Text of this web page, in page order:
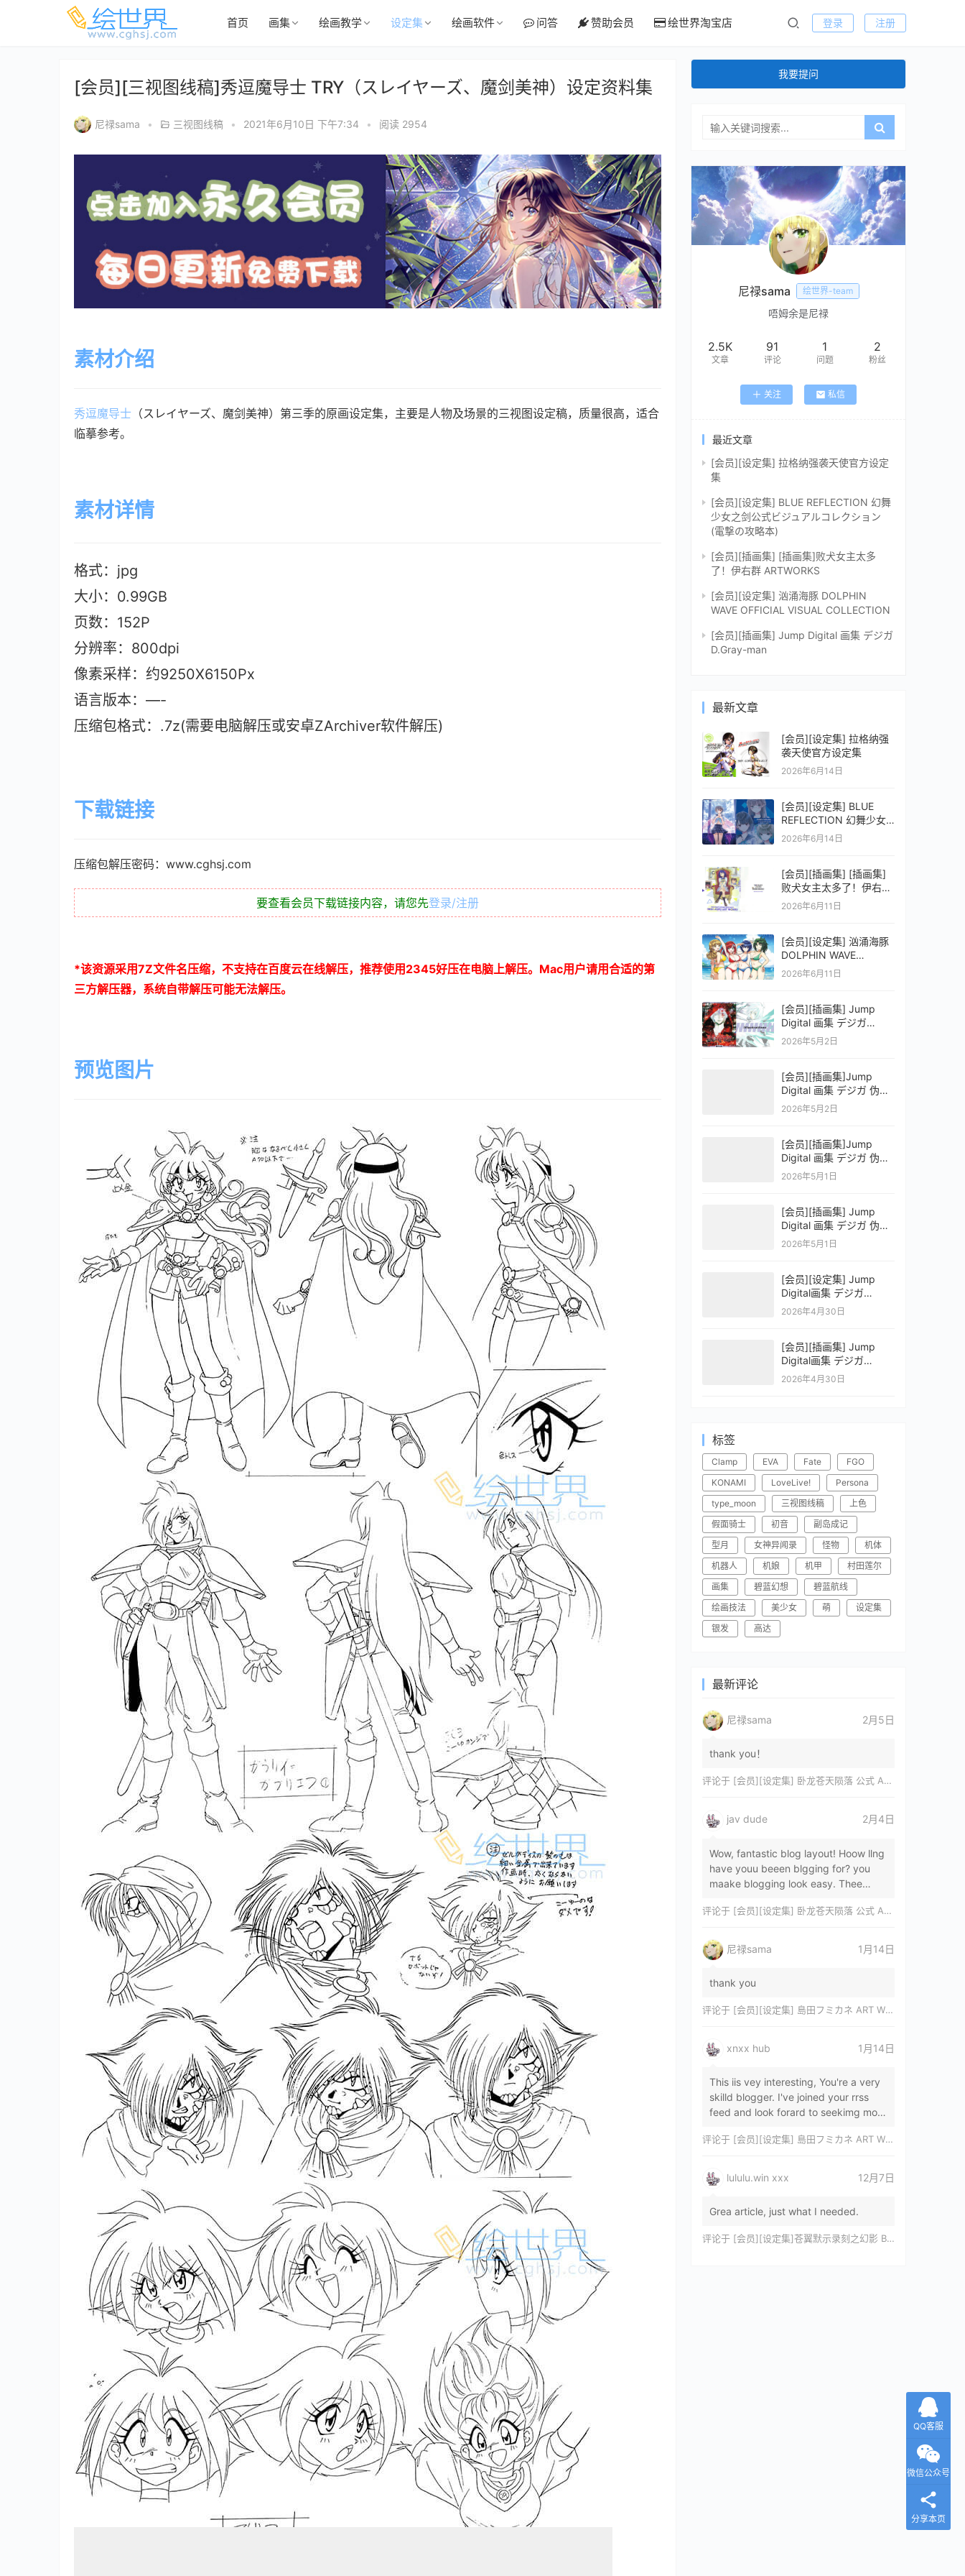
首页 画集 绘画教学 设定集 绘画软件 问答 赞助会员 绘世界淘宝店 登录 注册
[会员][三视图线稿]秀逗魔导士 TRY（スレイヤーズ、魔剑美神）设定资料集
尼禄sama • 三视图线稿 • 2021年6月10日 下午7:34 • 阅读 2954
素材介绍
秀逗魔导士 （スレイヤーズ、魔剑美神）第三季的原画设定集，主要是人物及场景的三视图设定稿，质量很高，适合
临摹参考。
素材详情
格式：jpg
大小：0.99GB
页数：152P
分辨率：800dpi
像素采样：约9250X6150Px
语言版本：—-
压缩包格式：.7z(需要电脑解压或安卓ZArchiver软件解压)
下载链接
压缩包解压密码：www.cghsj.com
要查看会员下载链接内容，请您先登录/注册
*该资源采用7Z文件名压缩，不支持在百度云在线解压，推荐使用 2345好压在电脑上解压。 Mac用户请用合适的第
三方解压器，系统自带解压可能无法解压。
预览图片
我要提问
尼禄sama 绘世界-team
唔姆余是尼禄
2.5K
文章
91
评论
1
问题
2
粉丝
关注 私信
最近文章
[会员][设定集] 拉格纳强袭天使官方设定
集
[会员][设定集] BLUE REFLECTION 幻舞
少女之剑公式ビジュアルコレクション
(電撃の攻略本)
[会员][插画集] [插画集]败犬女主太多
了！伊右群 ARTWORKS
[会员][设定集] 汹涌海豚 DOLPHIN
WAVE OFFICIAL VISUAL COLLECTION
[会员][插画集] Jump Digital 画集 デジガ
D.Gray-man
最新文章
[会员][设定集] 拉格纳强
袭天使官方设定集
2026年6月14日
[会员][设定集] BLUE
REFLECTION 幻舞少女
之剑公式ビジュアルコレ
2026年6月14日
[会员][插画集] [插画集]
败犬女主太多了！伊右群
ARTWORKS
2026年6月11日
[会员][设定集] 汹涌海豚
DOLPHIN WAVE
OFFICIAL VISUAL
2026年6月11日
[会员][插画集] Jump
Digital 画集 デジガ
D.Gray-man
2026年5月2日
[会员][插画集]Jump
Digital 画集 デジガ 伪恋
ニセコイ 3
2026年5月2日
[会员][插画集]Jump
Digital 画集 デジガ 伪恋
ニセコイ 2
2026年5月1日
[会员][插画集] Jump
Digital 画集 デジガ 伪恋
ニセコイ 1
2026年5月1日
[会员][设定集] Jump
Digital画集 デジガ
CLAYMORE 2
2026年4月30日
[会员][插画集] Jump
Digital画集 デジガ
CLAYMORE 1
2026年4月30日
标签
Clamp EVA Fate
FGO
KONAMI
LoveLive!
Persona
type_moon
三视图线稿
上色
假面骑士
初音
副岛成记
型月
女神异闻录 怪物
机体
机器人
机娘 机甲
村田莲尔
画集
碧蓝幻想
碧蓝航线
绘画技法
美少女 萌
设定集
银发
高达
最新评论
尼禄sama 2月5日
thank you！
评论于 [会员][设定集] 卧龙苍天陨落 公式 ARTWORKS[DL]
jav dude 2月4日
Wow, fantastic blog layout! Hoow llng
have youu beeen blgging for? you
maake blogging look easy. Thee
magnificent, let…
评论于 [会员][设定集] 卧龙苍天陨落 公式 ARTWORKS[DL]
尼禄sama 1月14日
thank you
评论于 [会员][设定集] 島田フミカネ ART WORKS EXTRA Luminous Witches[DL]
xnxx hub 1月14日
This iis vey interesting, You're a very
skilld blogger. I've joined your rrss
feed and look forard to seekimg mor
评论于 [会员][设定集] 島田フミカネ ART WORKS EXTRA Luminous Witches[DL]
lululu.win xxx 12月7日
Grea article, just what I needed.
评论于 [会员][设定集]苍翼默示录刻之幻影 BLAZBLUE CHRONOPHANTASMA 公式設定資料集II
QQ客服
微信公众号
分享本页